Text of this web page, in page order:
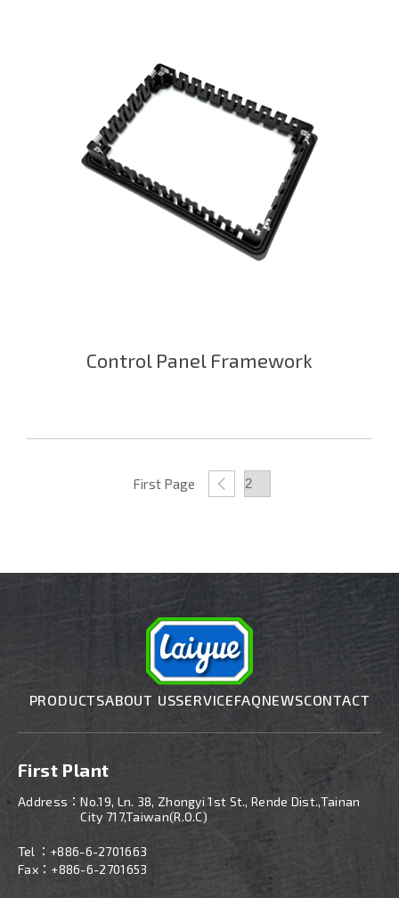
Control Panel Framework
First Page
PRODUCTSABOUT USSERVICEFAQNEWSCONTACT
First Plant
Address：No.19, Ln. 38, Zhongyi 1st St., Rende Dist.,Tainan
City 717,Taiwan(R.O.C)
Tel ： +886-6-2701663
Fax：+886-6-2701653